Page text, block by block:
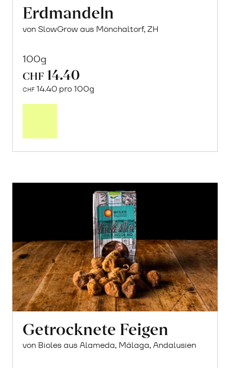
Erdmandeln
von SlowGrow aus Mönchaltorf, ZH
100g
CHF 14.40
CHF 14.40 pro 100g
Getrocknete Feigen
von Bioles aus Alameda, Málaga, Andalusien